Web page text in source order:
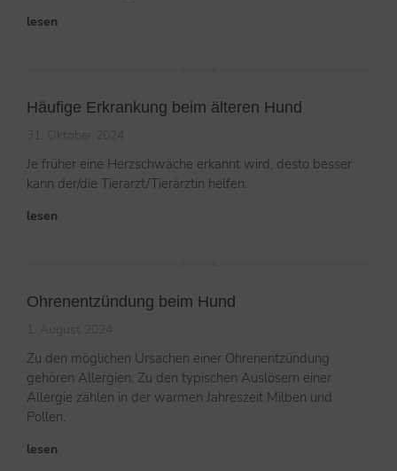
lesen
Häufige Erkrankung beim älteren Hund
31. Oktober 2024
Je früher eine Herzschwäche erkannt wird, desto besser
kann der/die Tierarzt/Tierärztin helfen.
lesen
Ohrenentzündung beim Hund
1. August 2024
Zu den möglichen Ursachen einer Ohrenentzündung
gehören Allergien. Zu den typischen Auslösern einer
Allergie zählen in der warmen Jahreszeit Milben und
Pollen.
lesen